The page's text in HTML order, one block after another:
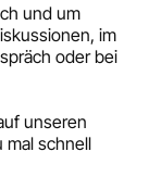
und um
im
oder bei
unseren
mal schnell